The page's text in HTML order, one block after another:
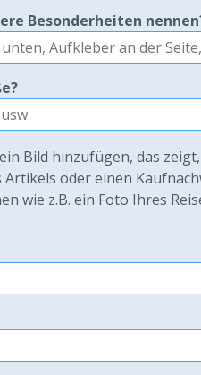
Besonderheiten
Bild hinzufügen, das
Artikels oder einen
wie z.B. ein Foto Ihres